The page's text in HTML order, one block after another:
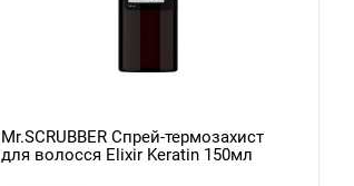
Mr.SCRUBBER Спрей-термозахист
для волосся Elixir Keratin 150мл